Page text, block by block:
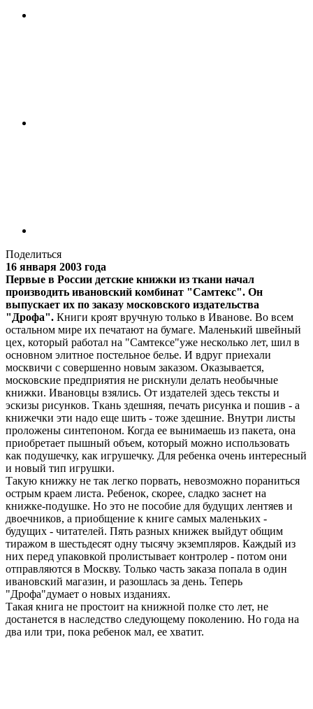
Поделиться
16 января 2003 года
Первые в России детские книжки из ткани начал
производить ивановский комбинат "Самтекс". Он
выпускает их по заказу московского издательства
"Дрофа". Книги кроят вручную только в Иванове. Во всем
остальном мире их печатают на бумаге. Маленький швейный
цех, который работал на "Самтексе"уже несколько лет, шил в
основном элитное постельное белье. И вдруг приехали
москвичи с совершенно новым заказом. Оказывается,
московские предприятия не рискнули делать необычные
книжки. Ивановцы взялись. От издателей здесь тексты и
эскизы рисунков. Ткань здешняя, печать рисунка и пошив - а
книжечки эти надо еще шить - тоже здешние. Внутри листы
проложены синтепоном. Когда ее вынимаешь из пакета, она
приобретает пышный объем, который можно использовать
как подушечку, как игрушечку. Для ребенка очень интересный
и новый тип игрушки.
Такую книжку не так легко порвать, невозможно пораниться
острым краем листа. Ребенок, скорее, сладко заснет на
книжке-подушке. Но это не пособие для будущих лентяев и
двоечников, а приобщение к книге самых маленьких -
будущих - читателей. Пять разных книжек выйдут общим
тиражом в шестьдесят одну тысячу экземпляров. Каждый из
них перед упаковкой пролистывает контролер - потом они
отправляются в Москву. Только часть заказа попала в один
ивановский магазин, и разошлась за день. Теперь
"Дрофа"думает о новых изданиях.
Такая книга не простоит на книжной полке сто лет, не
достанется в наследство следующему поколению. Но года на
два или три, пока ребенок мал, ее хватит.